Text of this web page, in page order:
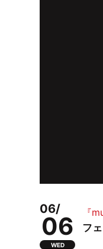
06/
06
WED
『
フ